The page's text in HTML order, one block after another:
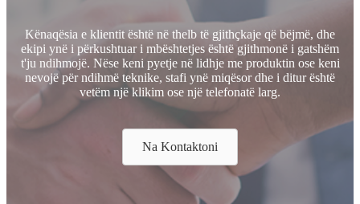
Kënaqësia e klientit është në thelb të gjithçkaje që bëjmë, dhe
ekipi ynë i përkushtuar i mbështetjes është gjithmonë i gatshëm
t'ju ndihmojë. Nëse keni pyetje në lidhje me produktin ose keni
nevojë për ndihmë teknike, stafi ynë miqësor dhe i ditur është
vetëm një klikim ose një telefonatë larg.
Na Kontaktoni